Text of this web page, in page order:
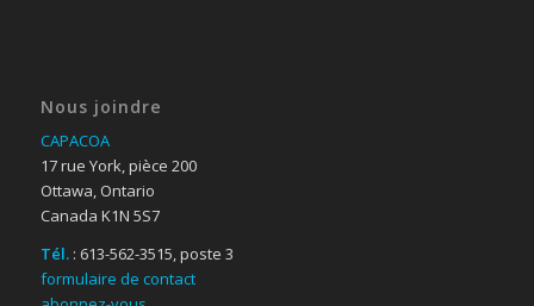
Nous joindre
CAPACOA
17 rue York, pièce 200
Ottawa, Ontario
Canada K1N 5S7
Tél. : 613-562-3515, poste 3
formulaire de contact